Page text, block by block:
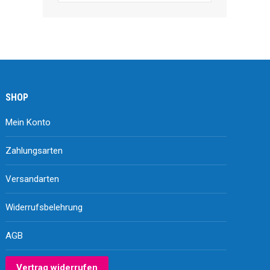
SHOP
Mein Konto
Zahlungsarten
Versandarten
Widerrufsbelehrung
AGB
Vertrag widerrufen